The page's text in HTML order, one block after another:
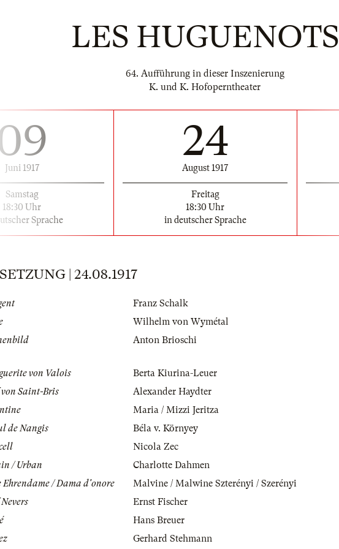
LES HUGUENOTS
64. Aufführung in dieser Inszenierung
K. und K. Hofoperntheater
Juni 1917
Samstag
18:30 Uhr
Sprache
24
August 1917
Freitag
18:30 Uhr
in deutscher Sprache
| 24.08.1917
Franz Schalk
Wilhelm von Wymétal
Anton Brioschi
von Valois
Berta Kiurina-Leuer
Saint-Bris
Alexander Haydter
Maria / Mizzi Jeritza
de Nangis
Béla v. Környey
Nicola Zec
/ Urban
Charlotte Dahmen
Ehrendame / Dama d'onore
Malvine / Malwine Szterényi / Szerényi
Ernst Fischer
Hans Breuer
Gerhard Stehmann